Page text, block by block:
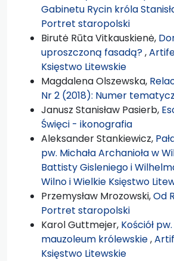
Gabinetu Rycin króla
Portret staropolski
Birutė Rūta Vitkauskienė,
uproszczoną fasadą?,
Księstwo Litewskie
Magdalena Olszewska,
Nr 2 (2018): Numer
Janusz Stanisław Pasierb,
Święci - ikonografia
Aleksander Stankiewicz,
pw. Michała Archanioła w
Battisty Gisleniego i
Wilno i Wielkie Księstwo
Przemysław Mrozowski,Od
Portret staropolski
Karol Guttmejer, Kościół
mauzoleum królewskie,
Księstwo Litewskie